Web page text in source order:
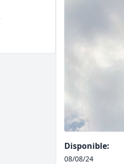
Disponible:
08/08/24